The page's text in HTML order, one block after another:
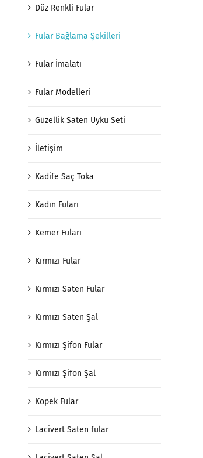
Düz Renkli Fular
Fular Bağlama Şekilleri
Fular İmalatı
Fular Modelleri
Güzellik Saten Uyku Seti
İletişim
Kadife Saç Toka
Kadın Fuları
Kemer Fuları
Kırmızı Fular
Kırmızı Saten Fular
Kırmızı Saten Şal
Kırmızı Şifon Fular
Kırmızı Şifon Şal
Köpek Fular
Lacivert Saten fular